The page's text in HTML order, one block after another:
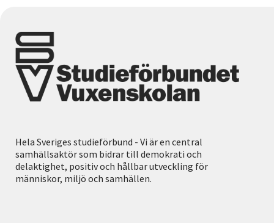
Hela Sveriges studieförbund - Vi är en central
samhällsaktör som bidrar till demokrati och
delaktighet, positiv och hållbar utveckling för
människor, miljö och samhällen.